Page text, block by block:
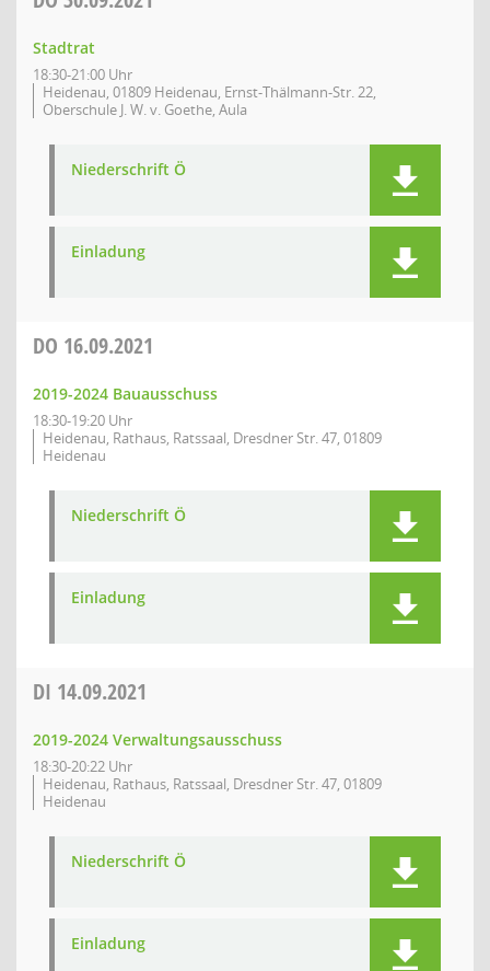
Stadtrat
18:30-21:00 Uhr
Heidenau, 01809 Heidenau, Ernst-Thälmann-Str. 22,
Oberschule J. W. v. Goethe, Aula
Niederschrift Ö
Einladung
DO 16.09.2021
2019-2024 Bauausschuss
18:30-19:20 Uhr
Heidenau, Rathaus, Ratssaal, Dresdner Str. 47, 01809
Heidenau
Niederschrift Ö
Einladung
DI 14.09.2021
2019-2024 Verwaltungsausschuss
18:30-20:22 Uhr
Heidenau, Rathaus, Ratssaal, Dresdner Str. 47, 01809
Heidenau
Niederschrift Ö
Einladung